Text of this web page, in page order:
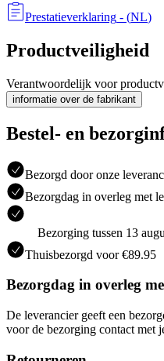
Prestatieverklaring - (NL)
Productveiligheid
Verantwoordelijk voor
informatie over de fabrikant
Bestel- en
Bezorgd door onze
Bezorgdag in overleg met
Bezorging tussen 13
Thuisbezorgd voor €89.95
Bezorgdag in overleg
De leverancier geeft een
voor de bezorging contact met